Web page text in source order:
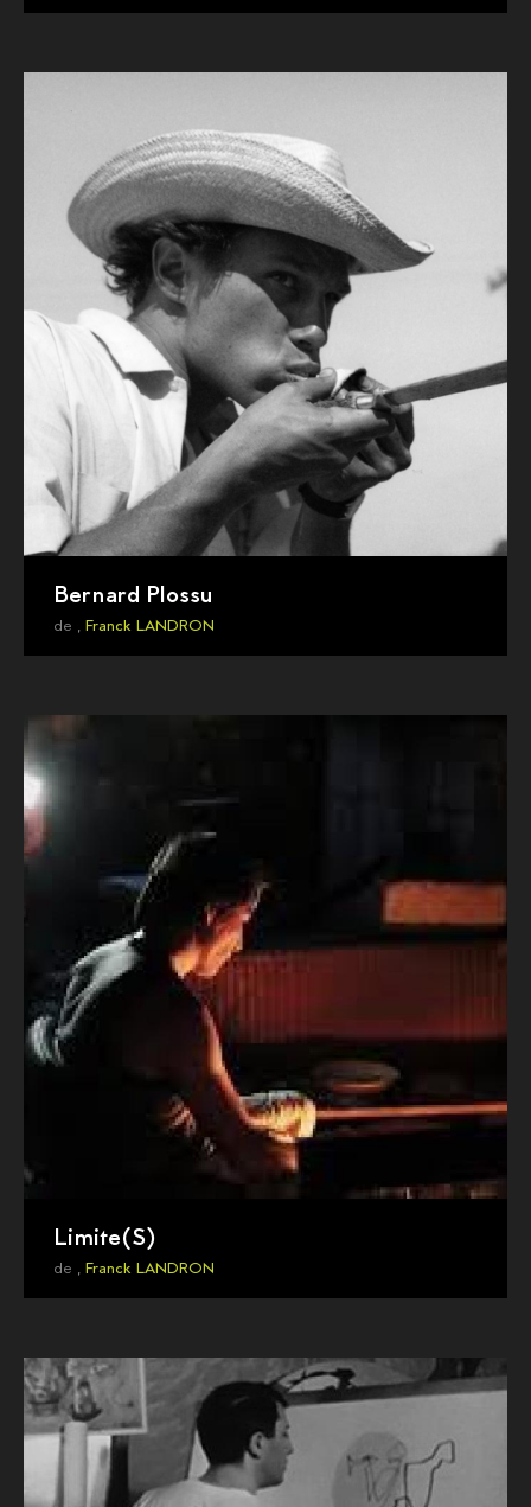
Bernard Plossu
de , Franck LANDRON
Limite(S)
de , Franck LANDRON